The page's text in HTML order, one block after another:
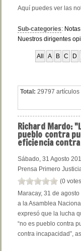
Aquí puedes ver las
Sub-categories:
Nuestros dirigentes
All A B C D
Total: 29797 artículos
RichardMardo:
pueblo contra
eficiencia
Sábado, 31 Agosto
Prensa Primero
(0
Maracay, 31 de
a la Asamblea
expresó que la lucha
“no es pueblo contra
contra incapacidad”,